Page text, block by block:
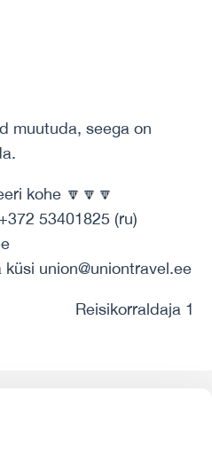
muutuda, seega on
kohe 🔽🔽🔽
53401825 (ru)
union@uniontravel.ee
Reisikorraldaja 1